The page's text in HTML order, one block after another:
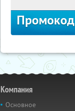
Промокод
Компания
Основное